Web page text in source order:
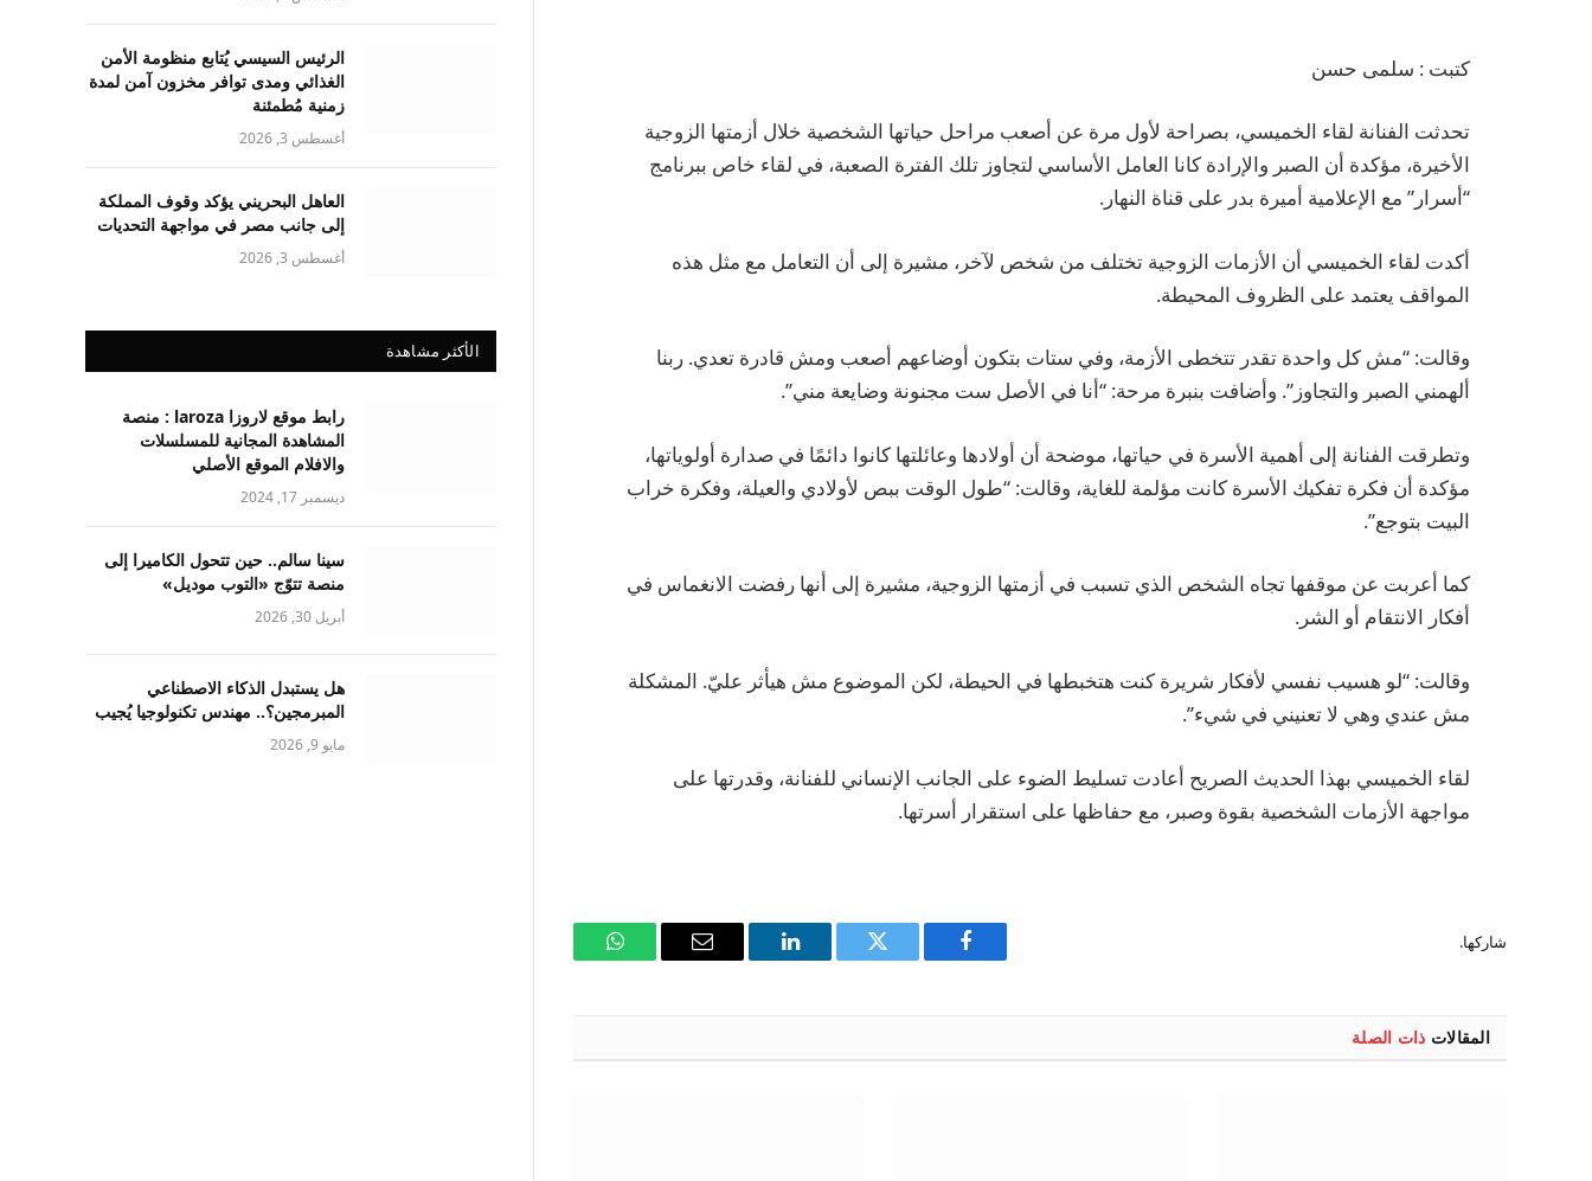
كتبت : سلمى حسن
تحدثت الفنانة لقاء الخميسي، بصراحة لأول مرة عن أصعب مراحل حياتها الشخصية خلال أزمتها الزوجية
الأخيرة، مؤكدة أن الصبر والإرادة كانا العامل الأساسي لتجاوز تلك الفترة الصعبة، في لقاء خاص ببرنامج
“أسرار” مع الإعلامية أميرة بدر على قناة النهار.
أكدت لقاء الخميسي أن الأزمات الزوجية تختلف من شخص لآخر، مشيرة إلى أن التعامل مع مثل هذه
المواقف يعتمد على الظروف المحيطة.
وقالت: “مش كل واحدة تقدر تتخطى الأزمة، وفي ستات بتكون أوضاعهم أصعب ومش قادرة تعدي. ربنا
ألهمني الصبر والتجاوز”. وأضافت بنبرة مرحة: “أنا في الأصل ست مجنونة وضايعة مني”.
وتطرقت الفنانة إلى أهمية الأسرة في حياتها، موضحة أن أولادها وعائلتها كانوا دائمًا في صدارة أولوياتها،
مؤكدة أن فكرة تفكيك الأسرة كانت مؤلمة للغاية، وقالت: “طول الوقت ببص لأولادي والعيلة، وفكرة خراب
البيت بتوجع”.
كما أعربت عن موقفها تجاه الشخص الذي تسبب في أزمتها الزوجية، مشيرة إلى أنها رفضت الانغماس في
أفكار الانتقام أو الشر.
وقالت: “لو هسيب نفسي لأفكار شريرة كنت هتخبطها في الحيطة، لكن الموضوع مش هيأثر عليّ. المشكلة
مش عندي وهي لا تعنيني في شيء”.
لقاء الخميسي بهذا الحديث الصريح أعادت تسليط الضوء على الجانب الإنساني للفنانة، وقدرتها على
مواجهة الأزمات الشخصية بقوة وصبر، مع حفاظها على استقرار أسرتها.
شاركها.
فيسبوك
تويتر لينكدإن
البريد
واتساب
المقالات ذات الصلة
الرئيس السيسي يُتابع منظومة الأمن
الغذائي ومدى توافر مخزون آمن لمدة
زمنية مُطمئنة
أغسطس 3, 2026
العاهل البحريني يؤكد وقوف المملكة
إلى جانب مصر في مواجهة التحديات
أغسطس 3, 2026
الأكثر مشاهدة
رابط موقع لاروزا laroza : منصة
المشاهدة المجانية للمسلسلات
والافلام الموقع الأصلي
ديسمبر 17, 2024
سينا سالم.. حين تتحول الكاميرا إلى
منصة تتوّج «التوب موديل»
أبريل 30, 2026
هل يستبدل الذكاء الاصطناعي
المبرمجين؟.. مهندس تكنولوجيا يُجيب
مايو 9, 2026